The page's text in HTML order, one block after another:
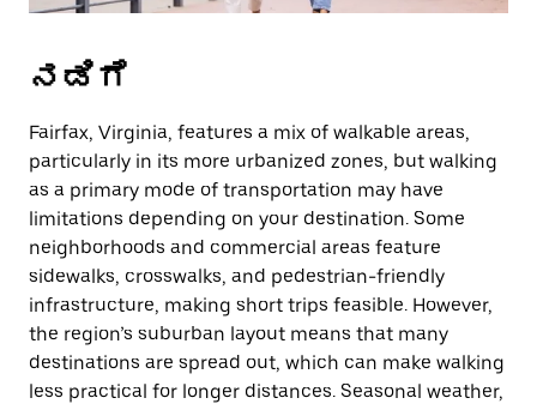
ನಡಿಗೆ
Fairfax, Virginia, features a mix of walkable areas,
particularly in its more urbanized zones, but walking
as a primary mode of transportation may have
limitations depending on your destination. Some
neighborhoods and commercial areas feature
sidewalks, crosswalks, and pedestrian-friendly
infrastructure, making short trips feasible. However,
the region’s suburban layout means that many
destinations are spread out, which can make walking
less practical for longer distances. Seasonal weather,